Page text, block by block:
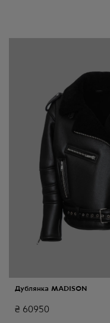
Дублянка MADISON
₴ 60950